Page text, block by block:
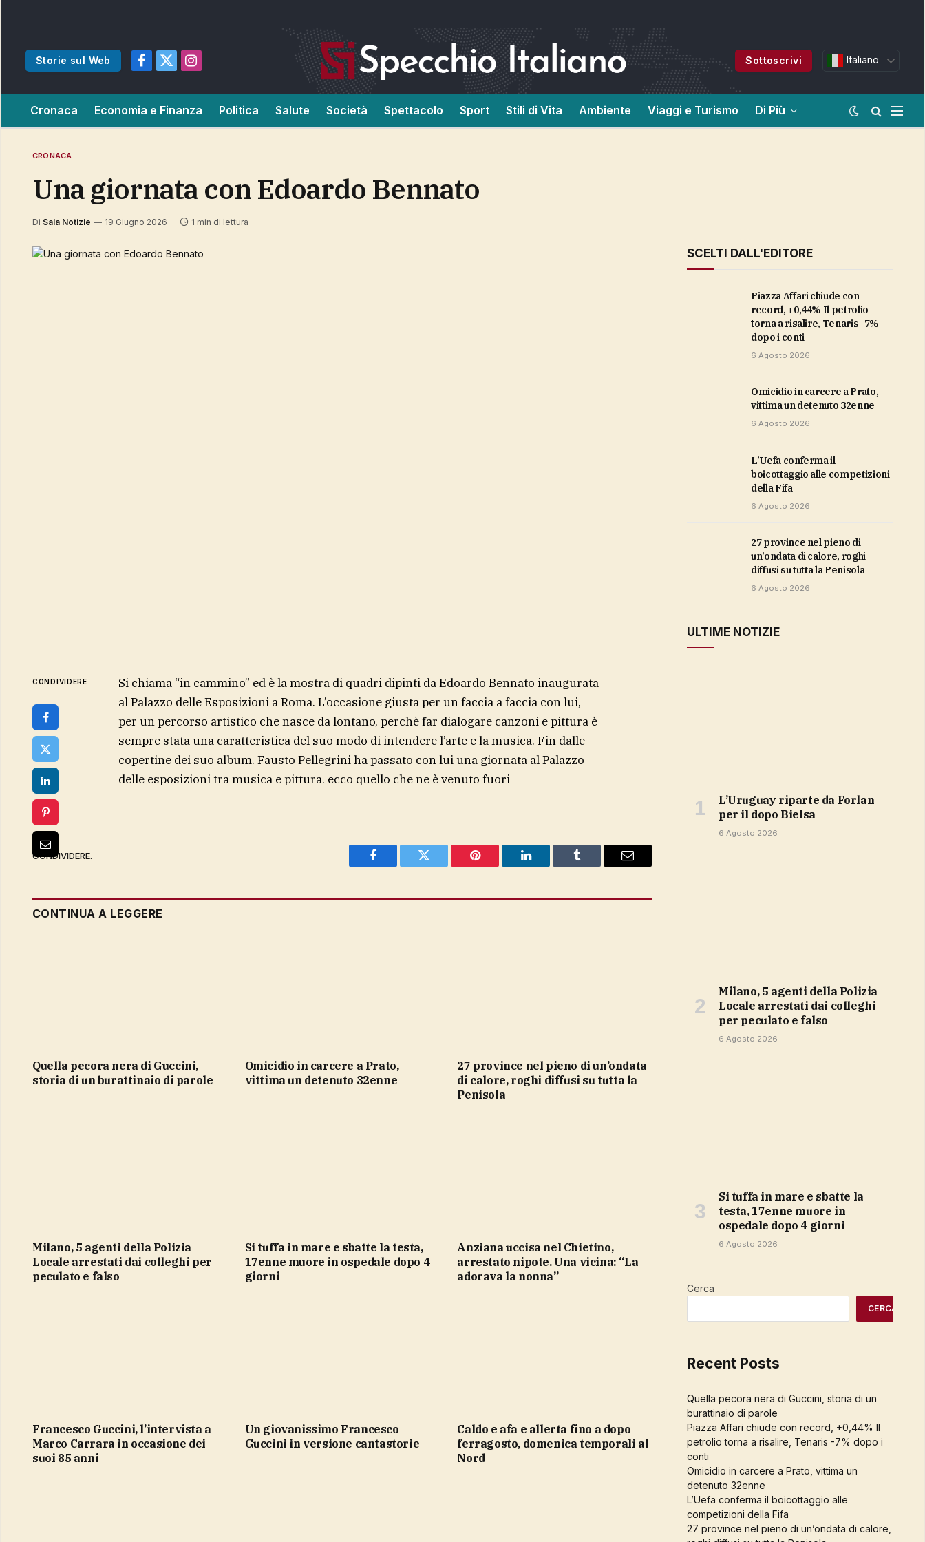
Storie sul Web
Facebook
X
Instagram
Sottoscrivi Italiano
Cronaca Economia e Finanza Politica Salute Società Spettacolo Sport Stili di Vita Ambiente Viaggi e Turismo Di Più
CRONACA
Una giornata con Edoardo Bennato
Di Sala Notizie 19 Giugno 2026 1 min di lettura
CONDIVIDERE
Si chiama “in cammino” ed è la mostra di quadri dipinti da Edoardo Bennato inaugurata
al Palazzo delle Esposizioni a Roma. L’occasione giusta per un faccia a faccia con lui,
per un percorso artistico che nasce da lontano, perchè far dialogare canzoni e pittura è
sempre stata una caratteristica del suo modo di intendere l’arte e la musica. Fin dalle
copertine dei suo album. Fausto Pellegrini ha passato con lui una giornata al Palazzo
delle esposizioni tra musica e pittura. ecco quello che ne è venuto fuori
CONDIVIDERE.
Facebook Twitter Pinterest LinkedIn Tumblr Email
CONTINUA A LEGGERE
Quella pecora nera di Guccini,
storia di un burattinaio di parole
Omicidio in carcere a Prato,
vittima un detenuto 32enne
27 province nel pieno di un’ondata
di calore, roghi diffusi su tutta la
Penisola
Milano, 5 agenti della Polizia
Locale arrestati dai colleghi per
peculato e falso
Si tuffa in mare e sbatte la testa,
17enne muore in ospedale dopo 4
giorni
Anziana uccisa nel Chietino,
arrestato nipote. Una vicina: “La
adorava la nonna”
Francesco Guccini, l’intervista a
Marco Carrara in occasione dei
suoi 85 anni
un giovanissimo Francesco
Guccini in versione cantastorie
caldo e afa e allerta fino a dopo
ferragosto, domenica temporali al
Nord
SCELTI DALL'EDITORE
Piazza Affari chiude con
record, +0,44% Il petrolio
torna a risalire, Tenaris -7%
dopo i conti
6 Agosto 2026
Omicidio in carcere a Prato,
vittima un detenuto 32enne
6 Agosto 2026
L’Uefa conferma il
boicottaggio alle competizioni
della Fifa
6 Agosto 2026
27 province nel pieno di
un’ondata di calore, roghi
diffusi su tutta la Penisola
6 Agosto 2026
ULTIME NOTIZIE
L’Uruguay riparte da Forlan
per il dopo Bielsa
6 Agosto 2026
Milano, 5 agenti della Polizia
Locale arrestati dai colleghi
per peculato e falso
6 Agosto 2026
Si tuffa in mare e sbatte la
testa, 17enne muore in
ospedale dopo 4 giorni
6 Agosto 2026
Cerca
CERCA
Recent Posts
Quella pecora nera di Guccini, storia di un
burattinaio di parole
Piazza Affari chiude con record, +0,44% Il
petrolio torna a risalire, Tenaris -7% dopo i
conti
Omicidio in carcere a Prato, vittima un
detenuto 32enne
L’Uefa conferma il boicottaggio alle
competizioni della Fifa
27 province nel pieno di un’ondata di calore,